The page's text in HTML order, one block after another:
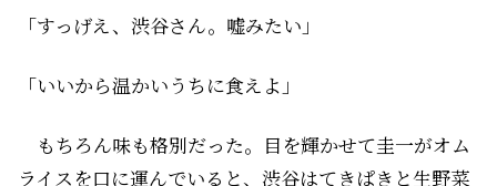
「すっげえ、渋谷さん。嘘みたい」
「いいから温かいうちに食えよ」
もちろん味も格別だった。目を輝かせて圭一がオム
ライスを口に運んでいると、渋谷はてきぱきと生野菜